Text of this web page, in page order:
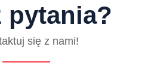
pytania?
się z nami!